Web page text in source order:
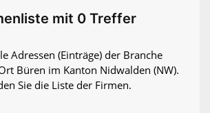
mit 0 Treffer
Adressen (Einträge) der Branche
Büren im Kanton Nidwalden (NW).
Sie die Liste der Firmen.